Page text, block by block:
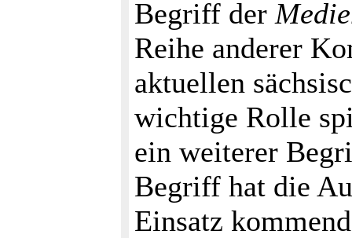
Begriff der
Reihe anderer
aktuellen
wichtige Rolle
ein weiterer
Begriff hat die
Einsatz